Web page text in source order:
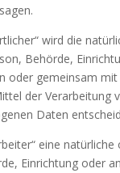
wird die
Behörde,
oder gemeinsam
der Verarbeitung
Daten
eine
Einrichtung oder